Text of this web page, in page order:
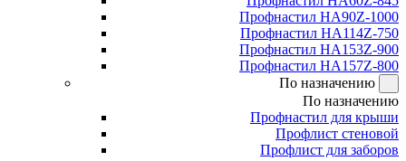
Профнастил НА90Z-1000
Профнастил НА114Z-750
Профнастил НА153Z-900
Профнастил НА157Z-800
По назначению
По назначению
Профнастил для крыши
Профлист стеновой
Профлист для заборов